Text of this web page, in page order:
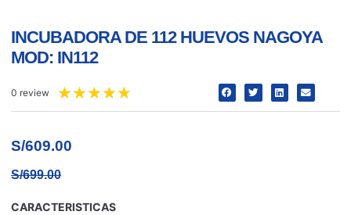
INCUBADORA DE 112 HUEVOS NAGOYA
MOD: IN112
0 review ★★★★★
S/609.00
S/699.00
CARACTERISTICAS